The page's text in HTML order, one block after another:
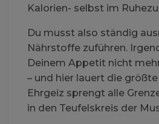
Kalorien- selbst im
Du musst also ständig
Nährstoffe zuführen.
Deinem Appetit nicht
– und hier lauert die
Ehrgeiz sprengt alle
in den Teufelskreis der